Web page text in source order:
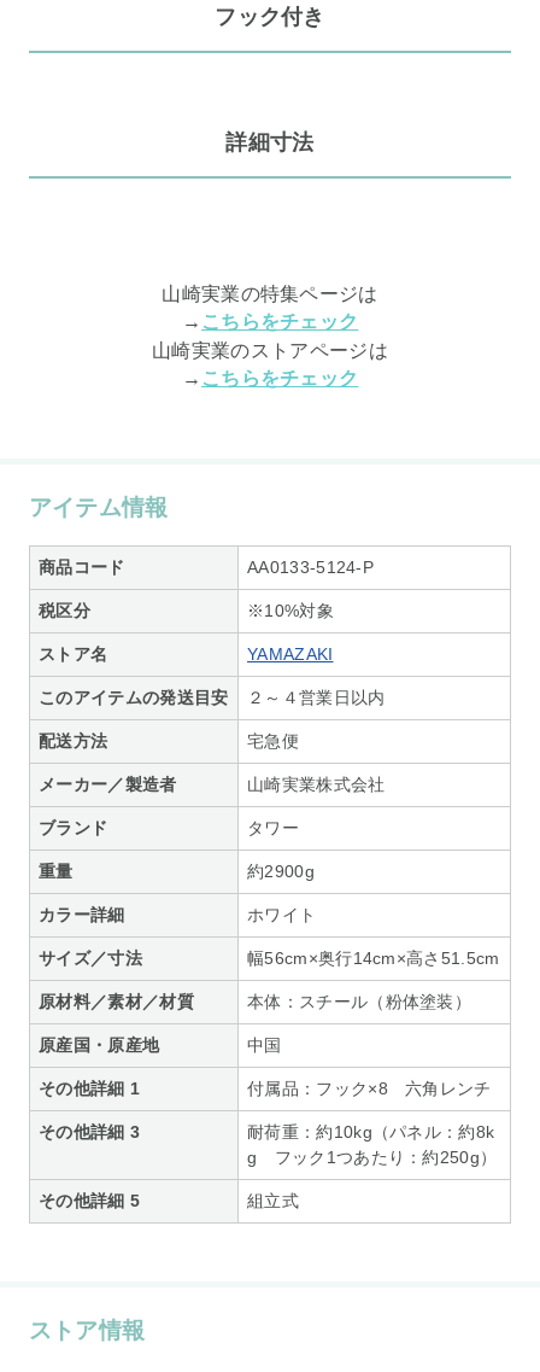
フック付き
詳細寸法
山崎実業の特集ページは
→ こちらをチェック
山崎実業のストアページは
→ こちらをチェック
アイテム情報
商品コード AA0133-5124-P
税区分 ※10%対象
ストア名 YAMAZAKI
このアイテムの発送目安 ２～４営業日以内
配送方法 宅急便
メーカー／製造者 山崎実業株式会社
ブランド タワー
重量 約2900g
カラー詳細 ホワイト
サイズ／寸法 幅56cm×奥行14cm×高さ51.5cm
原材料／素材／材質 本体：スチール（粉体塗装）
原産国・原産地 中国
その他詳細 1 付属品：フック×8 六角レンチ
その他詳細 3
耐荷重：約10kg（パネル：約8k
g フック1つあたり：約250g）
その他詳細 5 組立式
ストア情報